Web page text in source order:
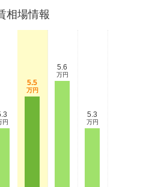
相場情報
円
5.5
万円
5.6
万円
5.3
万円